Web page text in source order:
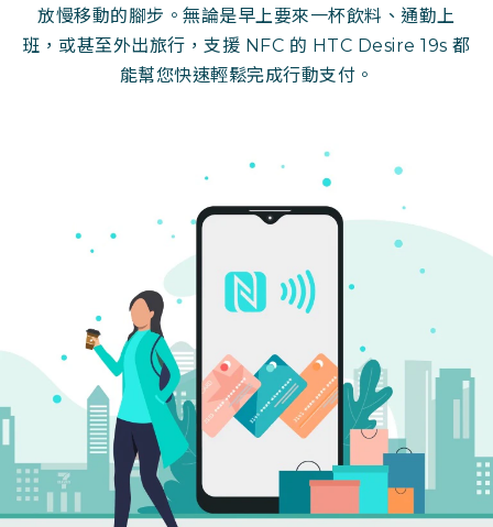
放慢移動的腳步。無論是早上要來一杯飲料、通勤上
班，或甚至外出旅行，支援 NFC 的 HTC Desire 19s 都
能幫您快速輕鬆完成行動支付。